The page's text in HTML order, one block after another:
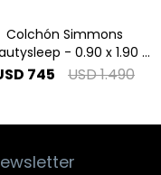
Colchón Simmons
- 0.90 x 1.90 1
Plaza
745 USD1.490